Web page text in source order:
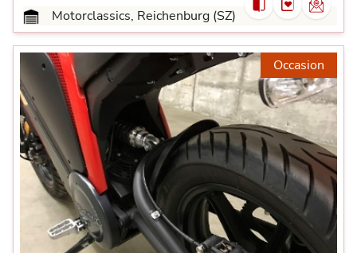
Motorclassics, Reichenburg (SZ)
Occasion